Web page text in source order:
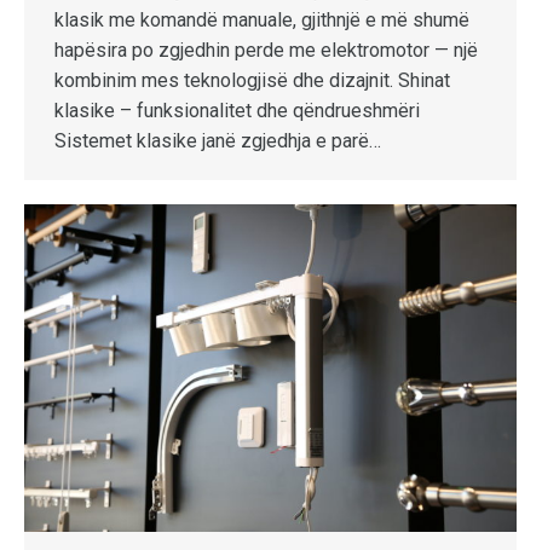
klasik me komandë manuale, gjithnjë e më shumë
hapësira po zgjedhin perde me elektromotor — një
kombinim mes teknologjisë dhe dizajnit. Shinat
klasike – funksionalitet dhe qëndrueshmëri
Sistemet klasike janë zgjedhja e parë…